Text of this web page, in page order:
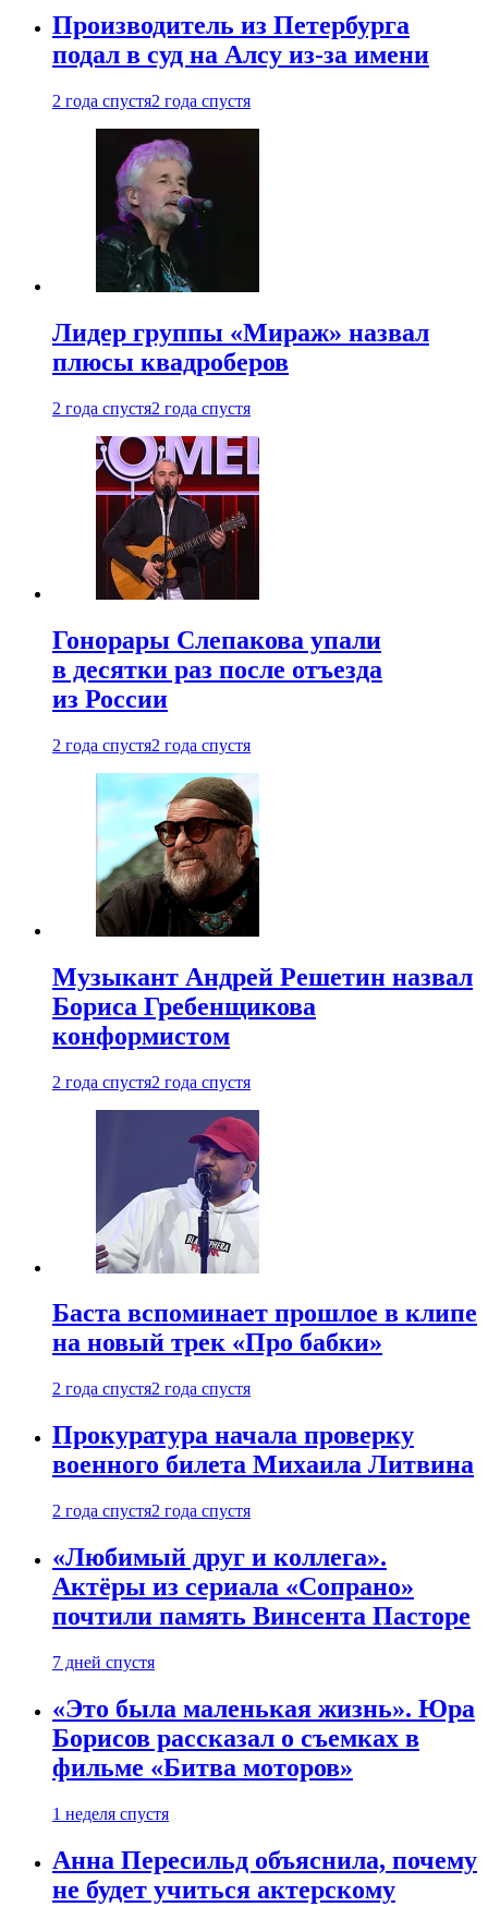
Производитель из Петербурга
подал в суд на Алсу из-за имени
2 года спустя2 года спустя
Лидер группы «Мираж» назвал
плюсы квадроберов
2 года спустя2 года спустя
Гонорары Слепакова упали
в десятки раз после отъезда
из России
2 года спустя2 года спустя
Музыкант Андрей Решетин назвал
Бориса Гребенщикова
конформистом
2 года спустя2 года спустя
Баста вспоминает прошлое в клипе
на новый трек «Про бабки»
2 года спустя2 года спустя
Прокуратура начала проверку
военного билета Михаила Литвина
2 года спустя2 года спустя
«Любимый друг и коллега».
Актёры из сериала «Сопрано»
почтили память Винсента Пасторе
7 дней спустя
«Это была маленькая жизнь». Юра
Борисов рассказал о съемках в
фильме «Битва моторов»
1 неделя спустя
Анна Пересильд объяснила, почему
не будет учиться актерскому